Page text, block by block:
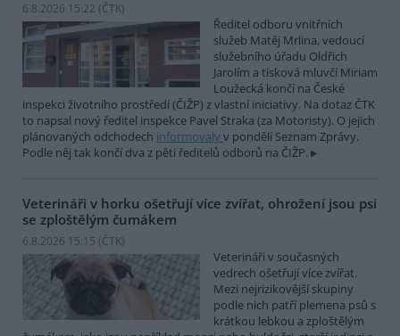
6.8.2026 15:22 (ČTK)
Ředitel odboru vnitřních
služeb Matěj Mrlina, vedoucí
služebního úřadu Oldřich
Jarolím a tisková mluvčí Miriam
Loužecká končí na České
inspekci životního prostředí (ČIŽP) z vlastní iniciativy. Na dotaz ČTK
to napsal nový ředitel inspekce Pavel Straka (za Motoristy). O jejich
plánovaných odchodech informovaly v pondělí Seznam Zprávy.
Podle něj tak končí dva z pěti ředitelů odborů na ČIŽP.
Veterináři v horku ošetřují více zvířat, ohrožení jsou psi
se zploštělým čumákem
6.8.2026 15:15 (ČTK)
Veterináři v současných
vedrech ošetřují více zvířat.
Mezi nejrizikovější skupiny
podle nich patří plemena psů s
krátkou lebkou a zploštělým